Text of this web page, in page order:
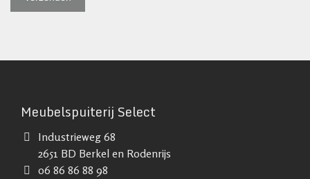
Meubelspuiterij Select
Industrieweg 68
2651 BD Berkel en Rodenrijs
06 86 86 88 98